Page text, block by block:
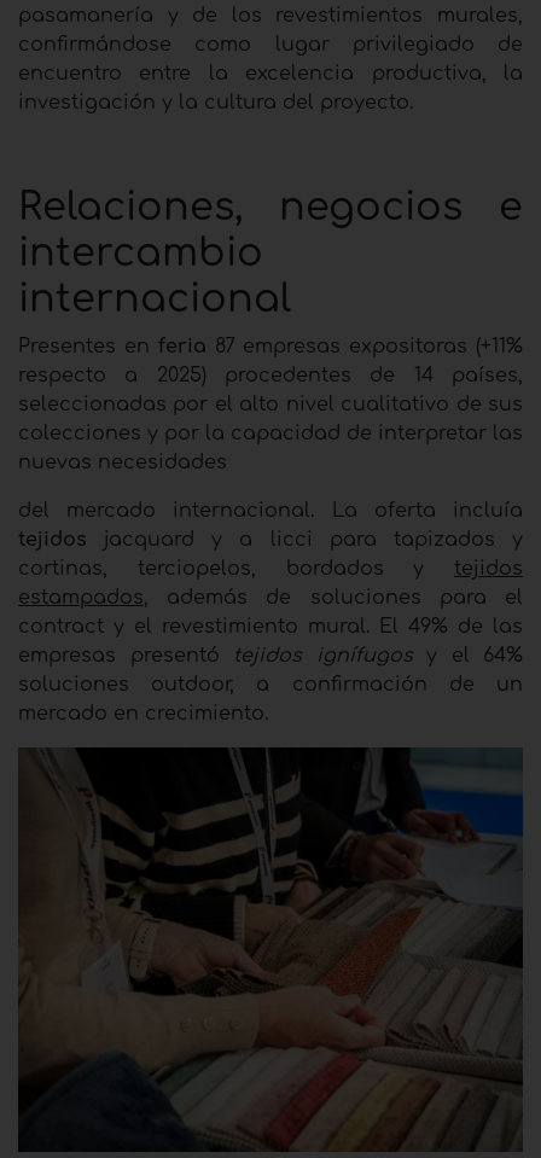
pasamanería y de los revestimientos murales,
confirmándose como lugar privilegiado de
encuentro entre la excelencia productiva, la
investigación y la cultura del proyecto.
Relaciones, negocios e
intercambio
internacional
Presentes en feria 87 empresas expositoras (+11%
respecto a 2025) procedentes de 14 países,
seleccionadas por el alto nivel cualitativo de sus
colecciones y por la capacidad de interpretar las
nuevas necesidades
del mercado internacional. La oferta incluía
tejidos jacquard y a licci para tapizados y
cortinas, terciopelos, bordados y tejidos
estampados, además de soluciones para el
contract y el revestimiento mural. El 49% de las
empresas presentó
tejidos ignífugosy el 64%
soluciones outdoor, a confirmación de un
mercado en crecimiento.